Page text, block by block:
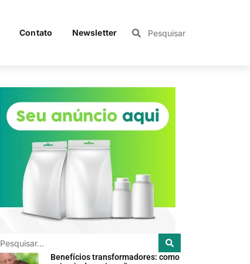
Contato Newsletter
Benefícios transformadores: como